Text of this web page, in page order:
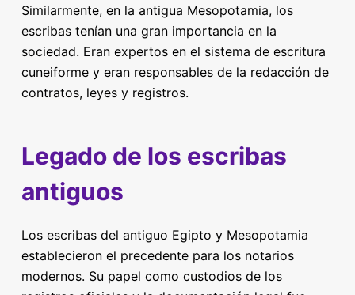
Similarmente, en la antigua Mesopotamia, los
escribas tenían una gran importancia en la
sociedad. Eran expertos en el sistema de escritura
cuneiforme y eran responsables de la redacción de
contratos, leyes y registros.
Legado de los escribas
antiguos
Los escribas del antiguo Egipto y Mesopotamia
establecieron el precedente para los notarios
modernos. Su papel como custodios de los